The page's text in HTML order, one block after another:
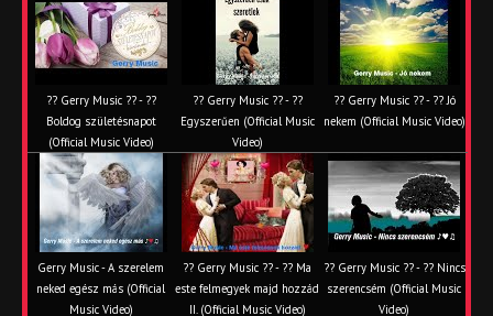
?? Gerry Music ?? - ??
Boldog születésnapot
(Official Music Video)
?? Gerry Music ?? - ??
Egyszerűen (Official Music
Video)
?? Gerry Music ?? - ?? Jó
nekem (Official Music Video)
Gerry Music - A szerelem
neked egész más (Official
Music Video)
?? Gerry Music ?? - ?? Ma
este felmegyek majd hozzád
II. (Official Music Video)
?? Gerry Music ?? - ?? Nincs
szerencsém (Official Music
Video)